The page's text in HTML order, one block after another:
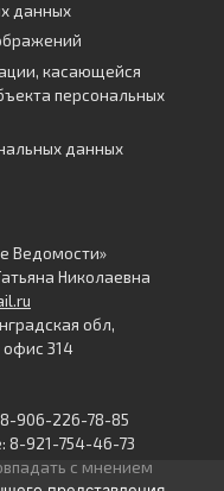
данных
касающейся
персональных
данных
Ведомости»
Николаевна
обл,
офис 314
906-226-78-85
8-921-754-46-73
с мнением